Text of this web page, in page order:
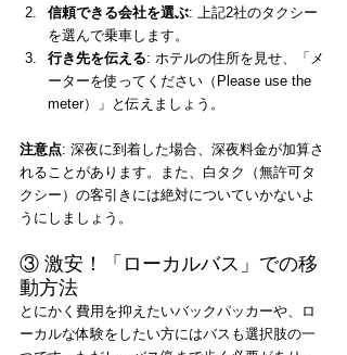
信頼できる会社を選ぶ: 上記2社のタクシー
を選んで乗車します。
行き先を伝える: ホテルの住所を見せ、「メ
ーターを使ってください（Please use the
meter）」と伝えましょう。
注意点: 深夜に到着した場合、深夜料金が加算さ
れることがあります。また、白タク（無許可タ
クシー）の客引きには絶対についていかないよ
うにしましょう。
③ 激安！「ローカルバス」での移
動方法
とにかく費用を抑えたいバックパッカーや、ロ
ーカルな体験をしたい方にはバスも選択肢の一